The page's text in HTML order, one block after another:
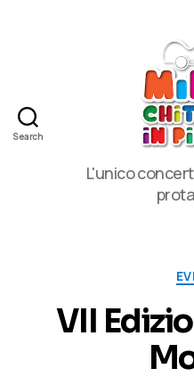
Search
L'unico
VII